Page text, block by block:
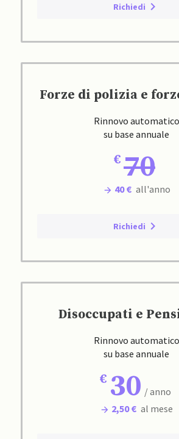
Richiedi
Forze di polizia e
Rinnovo automatico
su base annuale
70
40 € all'anno
Richiedi
Disoccupati e
Rinnovo automatico
su base annuale
30 / anno
2,50 € al mese